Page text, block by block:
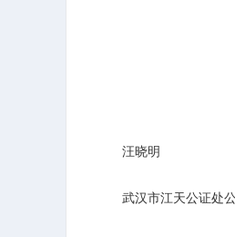
汪晓明
武汉市江天公证处